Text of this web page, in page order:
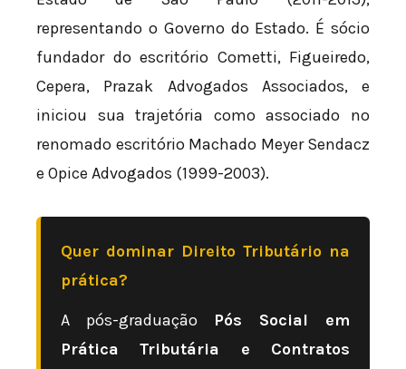
representando o Governo do Estado. É sócio
fundador do escritório Cometti, Figueiredo,
Cepera, Prazak Advogados Associados, e
iniciou sua trajetória como associado no
renomado escritório Machado Meyer Sendacz
e Opice Advogados (1999-2003).
Quer dominar Direito Tributário na
prática?
A pós-graduação Pós Social em
Prática Tributária e Contratos